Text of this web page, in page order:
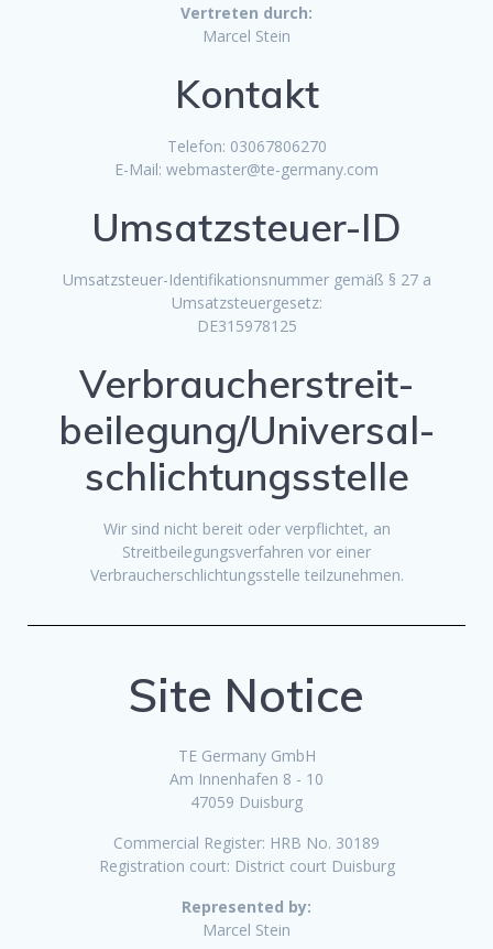
Vertreten durch:
Marcel Stein
Kontakt
Telefon: 03067806270
E-Mail: webmaster@te-germany.com
Umsatzsteuer-ID
Umsatzsteuer-Identifikationsnummer gemäß § 27 a
Umsatzsteuergesetz:
DE315978125
Verbraucher­streit­
beilegung/Universal­
schlichtungs­stelle
Wir sind nicht bereit oder verpflichtet, an
Streitbeilegungsverfahren vor einer
Verbraucherschlichtungsstelle teilzunehmen.
Site Notice
TE Germany GmbH
Am Innenhafen 8 - 10
47059 Duisburg
Commercial Register: HRB No. 30189
Registration court: District court Duisburg
Represented by:
Marcel Stein